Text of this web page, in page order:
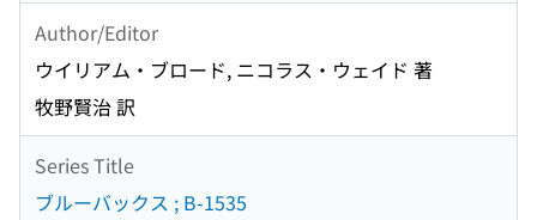
Author/Editor
ウイリアム・ブロード, ニコラス・ウェイド 著
牧野賢治 訳
Series Title
ブルーバックス ; B-1535